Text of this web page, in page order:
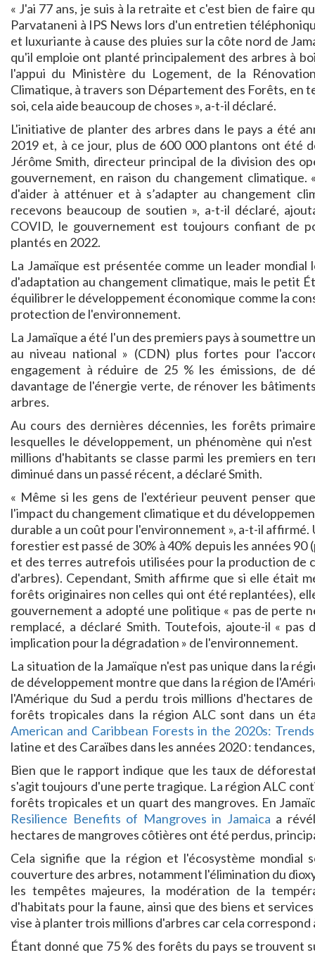
« J'ai 77 ans, je suis à la retraite et c'est bien de faire
Parvataneni à IPS News lors d'un entretien
et luxuriante à cause des pluies sur la côte nord de
qu'il emploie ont planté principalement des arbres à
l'appui du Ministère du Logement, de la
Climatique, à travers son Département des Forêts, en
soi, cela aide beaucoup de choses », a-t-il déclaré.
L'initiative de planter des arbres dans le pays a été
2019 et, à ce jour, plus de 600 000 plantons ont été
Jérôme Smith, directeur principal de la division des
gouvernement, en raison du changement
d'aider à atténuer et à s’adapter au changement
recevons beaucoup de soutien », a-t-il déclaré,
COVID, le gouvernement est toujours confiant de
plantés en 2022.
La Jamaïque est présentée comme un leader
d'adaptation au changement climatique, mais le petit
équilibrer le développement économique comme la
protection de l'environnement.
La Jamaïque a été l'un des premiers pays à soumettre
au niveau national » (CDN) plus fortes pour
engagement à réduire de 25 % les émissions, de
davantage de l'énergie verte, de rénover les
arbres.
Au cours des dernières décennies, les forêts
lesquelles le développement, un phénomène qui
millions d'habitants se classe parmi les premiers en
diminué dans un passé récent, a déclaré Smith.
« Même si les gens de l'extérieur peuvent penser
l'impact du changement climatique et du
durable a un coût pour l'environnement », a-t-il
forestier est passé de 30% à 40% depuis les années
et des terres autrefois utilisées pour la production de
d'arbres). Cependant, Smith affirme que si elle était
forêts originaires non celles qui ont été replantées),
gouvernement a adopté une politique « pas de perte
remplacé, a déclaré Smith. Toutefois, ajoute-il «
implication pour la dégradation » de l'environnement.
La situation de la Jamaïque n'est pas unique dans la
de développement montre que dans la région de
l'Amérique du Sud a perdu trois millions d'hectares
forêts tropicales dans la région ALC sont dans un
American and Caribbean Forests in the 2020s:
latine et des Caraïbes dans les années 2020 :
Bien que le rapport indique que les taux de
s'agit toujours d'une perte tragique. La région ALC
forêts tropicales et un quart des mangroves. En
Resilience Benefits of Mangroves in Jamaica a
hectares de mangroves côtières ont été perdus,
Cela signifie que la région et l'écosystème
couverture des arbres, notamment l'élimination du
les tempêtes majeures, la modération de la
d'habitats pour la faune, ainsi que des biens et
vise à planter trois millions d'arbres car cela correspond
Étant donné que 75 % des forêts du pays se